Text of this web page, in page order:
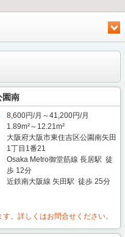
園南
8,600円/月～41,200円/月
1.89m²～12.21m²
大阪府大阪市東住吉区公園南矢田
1丁目1番21
Osaka Metro御堂筋線 長居駅 徒
歩 12分
近鉄南大阪線 矢田駅 徒歩 25分
。詳しくはお問合せください。